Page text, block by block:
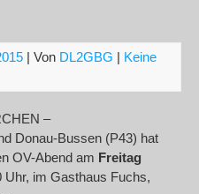
| Von DL2GBG | Keine
–
Donau-Bussen (P43) hat
OV-Abend am Freitag
Uhr, im Gasthaus Fuchs,